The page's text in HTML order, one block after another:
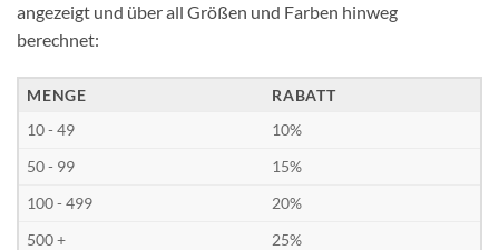
angezeigt und über all Größen und Farben hinweg
berechnet:
MENGE
RABATT
10 - 49
10%
50 - 99
15%
100 - 499
20%
500 +
25%